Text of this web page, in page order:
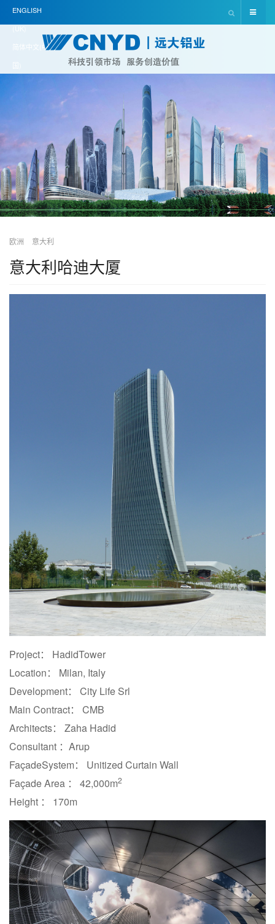
ENGLISH
(UK)
简体中文(中
国)
欧洲 意大利
意大利哈迪大厦
Project： HadidTower
Location： Milan, Italy
Development： City Life Srl
Main Contract： CMB
Architects： Zaha Hadid
Consultant ：Arup
FaçadeSystem： Unitized Curtain Wall
Façade Area ： 42,000m2
Height ： 170m